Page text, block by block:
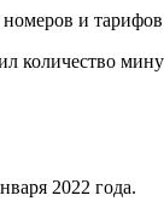
количество
2022 года.